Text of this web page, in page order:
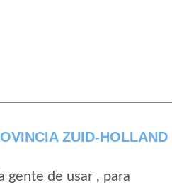
ZUID-HOLLAND
gente de usar , para